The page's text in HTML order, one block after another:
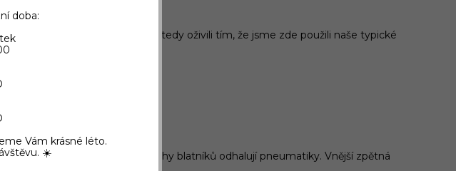
doba:
Vám krásné léto.
☀️
identity značky. Kokpit jsme tedy oživili tím, že jsme zde použili naše typické
identifikovat.“
boky vozu. Průduchy blatníků odhalují pneumatiky. Vnější zpětná